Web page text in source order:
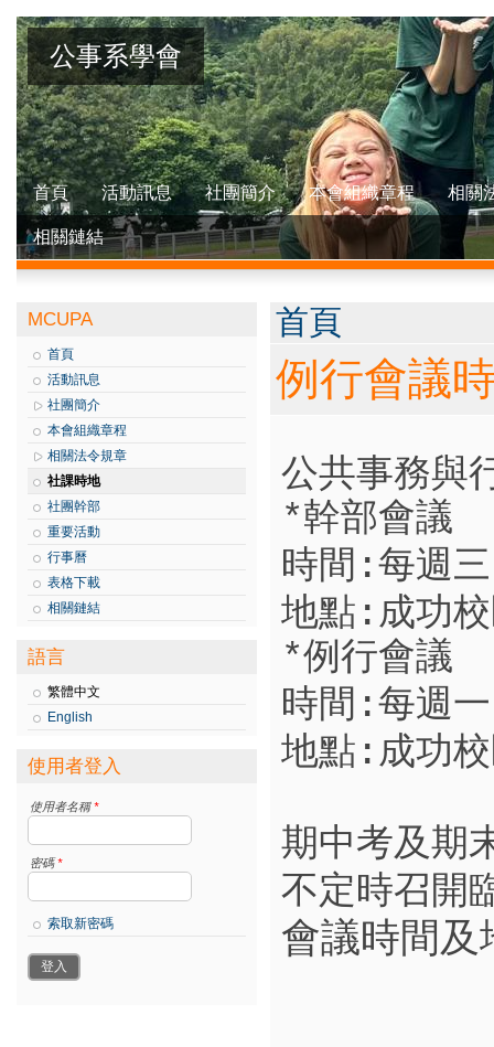
公事系學會
首頁 活動訊息 社團簡介 本會組織章程 相關
相關鏈結
MCUPA
首頁
活動訊息
社團簡介
本會組織章程
相關法令規章
社課時地
社團幹部
重要活動
行事曆
表格下載
相關鏈結
語言
繁體中文
English
使用者登入
使用者名稱*
密碼*
索取新密碼
您在這裡
首頁
例行會議
公共事務與
*幹部會議
時間:每週
地點: 成功
*例行會議
時間:每週
地點: 成功
期中考及期
不定時召開
會議時間及